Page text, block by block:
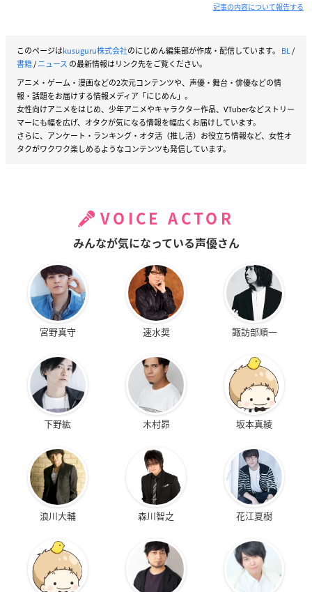
記事の内容について報告する
このページはkusuguru株式会社のにじめん編集部が作成・配信しています。 BL/
書籍/ニュース の最新情報はリンク先をご覧ください。
アニメ・ゲーム・漫画などの2次元コンテンツや、声優・舞台・俳優などの情
報・話題をお届けする情報メディア「にじめん」。
女性向けアニメをはじめ、少年アニメやキャラクター作品、VTuberなどストリー
マーにも幅を広げ、オタクが気になる情報を幅広くお届けしています。
さらに、アンケート・ランキング・オタ活（推し活）お役立ち情報など、女性オ
タクがワクワク楽しめるようなコンテンツも発信しています。
VOICE ACTOR
みんなが気になっている声優さん
宮野真守 速水奨 諏訪部順一
下野紘 木村昴 坂本真綾
浪川大輔 森川智之 花江夏樹